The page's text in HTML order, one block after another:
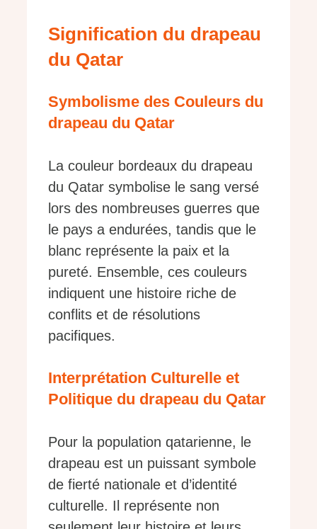
Signification du drapeau
du Qatar
Symbolisme des Couleurs du
drapeau du Qatar
La couleur bordeaux du drapeau
du Qatar symbolise le sang versé
lors des nombreuses guerres que
le pays a endurées, tandis que le
blanc représente la paix et la
pureté. Ensemble, ces couleurs
indiquent une histoire riche de
conflits et de résolutions
pacifiques.
Interprétation Culturelle et
Politique du drapeau du Qatar
Pour la population qatarienne, le
drapeau est un puissant symbole
de fierté nationale et d’identité
culturelle. Il représente non